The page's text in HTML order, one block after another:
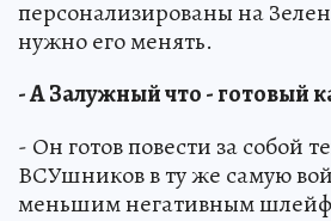
персонализированы на
нужно его менять.
- А Залужный что - готовый
- Он готов повести за собой
ВСУшников в ту же самую
меньшим негативным